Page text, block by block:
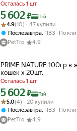
Осталась 1 шт
Цена с картой Яндекс Пэй
5 602₽ Пэй
Рейтинг товара: 4.9 из 5
Оценок: (10) · 47 купили
4.9(10) · 47 купили
Послезавтра, ПВЗ
По
PetTro
4.9
PRIME NATURE 100гр в
кошек х 20шт.
Осталась 1 шт
Цена с картой Яндекс Пэй
5 602₽ Пэй
Рейтинг товара: 5.0 из 5
Оценок: (4) · 20 купили
5.0(4) · 20 купили
Послезавтра, ПВЗ
По
PetTro
4.9